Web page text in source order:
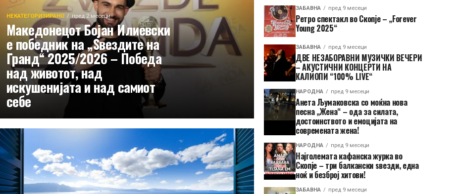
НЕКАТЕГОРИЗИРАНО пред 2 месеци
Македонецот Бојан Илиевски
е победник на „Ѕвездите на
Гранд“ 2025/2026 – Победа
над животот, над
искушенијата и над самиот
себе
ЗАБАВНА пред 9 месеци
Ретро спектакл во Скопје – „Forever
Young 2025“
ЗАБАВНА пред 9 месеци
ДВЕ НЕЗАБОРАВНИ МУЗИЧКИ ВЕЧЕРИ
– АКУСТИЧНИ КОНЦЕРТИ НА
КАЛИОПИ “100% LIVE“
НАРОДНА пред 9 месеци
Анета Љумаковска со моќна нова
песна „Жена“ – ода за силата,
достоинството и емоцијата на
современата жена!
НАРОДНА пред 9 месеци
Најголемата кафанска журка во
Скопје – три балкански ѕвезди, една
ноќ и безброј хитови!
ЗАБАВНА пред 9 месеци